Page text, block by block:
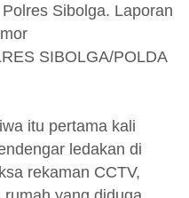
Sibolga. Laporan
SIBOLGA/POLDA
itu pertama kali
ledakan di
rekaman CCTV,